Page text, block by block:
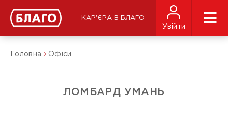
КАР'ЄРА В БЛАГО
Увійти
Головна Офіси
ЛОМБАРД УМАНЬ